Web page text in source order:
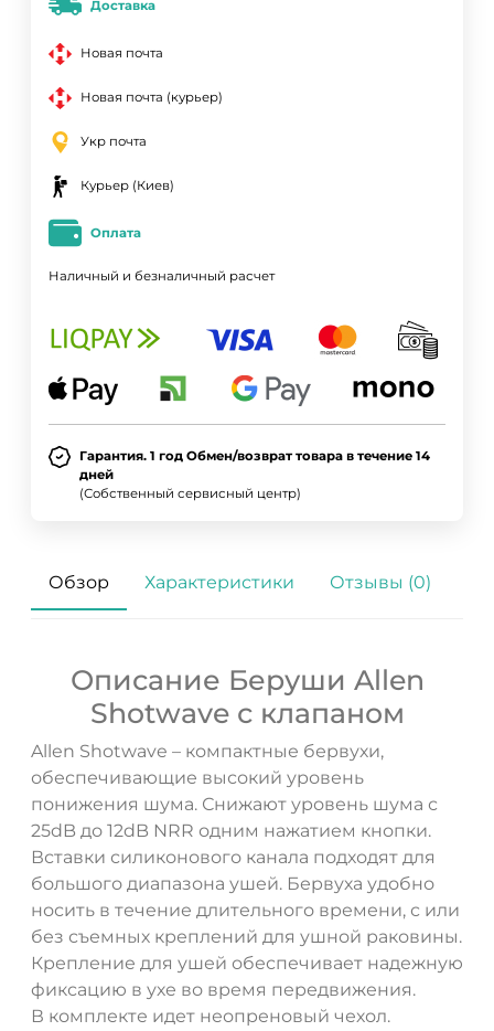
Доставка
Новая почта
Новая почта (курьер)
Укр почта
Курьер (Киев)
Оплата
Наличный и безналичный расчет
Гарантия. 1 год Обмен/возврат товара в течение 14
дней
(Собственный сервисный центр)
Обзор Характеристики Отзывы (0)
Описание Беруши Allen
Shotwave с клапаном
Allen Shotwave – компактные бервухи,
обеспечивающие высокий уровень
понижения шума. Снижают уровень шума с
25dB до 12dB NRR одним нажатием кнопки.
Вставки силиконового канала подходят для
большого диапазона ушей. Бервуха удобно
носить в течение длительного времени, с или
без съемных креплений для ушной раковины.
Крепление для ушей обеспечивает надежную
фиксацию в ухе во время передвижения.
В комплекте идет неопреновый чехол.
ДА НЕТ